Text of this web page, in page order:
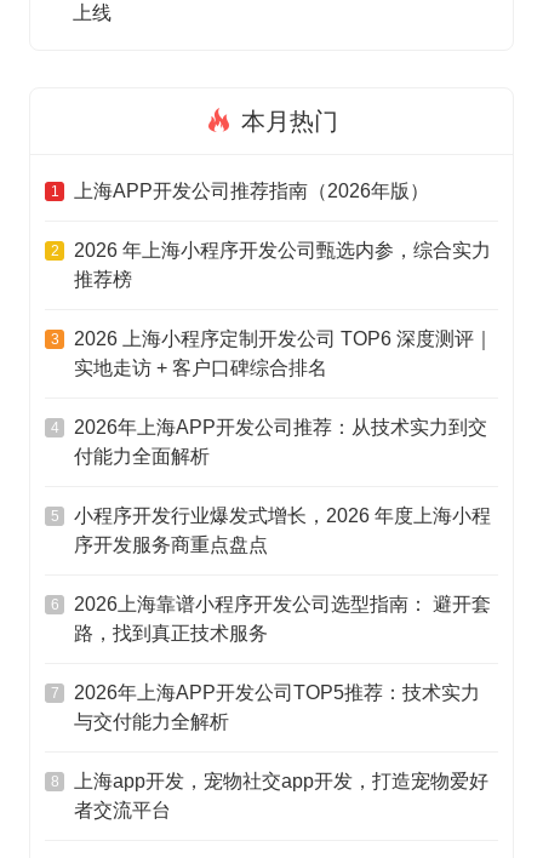
上线
本月热门
1 上海APP开发公司推荐指南（2026年版）
2
2026 年上海小程序开发公司甄选内参，综合实力
推荐榜
3
2026 上海小程序定制开发公司 TOP6 深度测评｜
实地走访 + 客户口碑综合排名
4
2026年上海APP开发公司推荐：从技术实力到交
付能力全面解析
5
小程序开发行业爆发式增长，2026 年度上海小程
序开发服务商重点盘点
6
2026上海靠谱小程序开发公司选型指南： 避开套
路，找到真正技术服务
7
2026年上海APP开发公司TOP5推荐：技术实力
与交付能力全解析
8
上海app开发，宠物社交app开发，打造宠物爱好
者交流平台